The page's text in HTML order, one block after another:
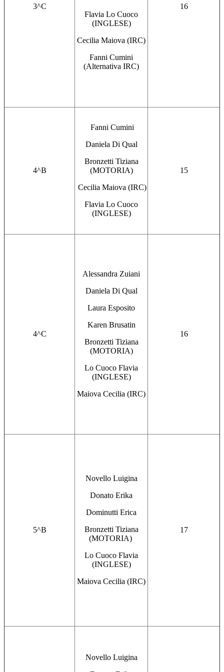
3^C
Flavia Lo Cuoco
(INGLESE)
Cecilia Maiova (IRC)
Fanni Cumini
(Alternativa IRC)
16
4^B
Fanni Cumini
Daniela Di Qual
Bronzetti Tiziana
(MOTORIA)
Cecilia Maiova (IRC)
Flavia Lo Cuoco
(INGLESE)
15
4^C
Alessandra Zuiani
Daniela Di Qual
Laura Esposito
Karen Brusatin
Bronzetti Tiziana
(MOTORIA)
Lo Cuoco Flavia
(INGLESE)
Maiova Cecilia (IRC)
16
5^B
Novello Luigina
Donato Erika
Dominutti Erica
Bronzetti Tiziana
(MOTORIA)
Lo Cuoco Flavia
(INGLESE)
Maiova Cecilia (IRC)
17
Novello Luigina